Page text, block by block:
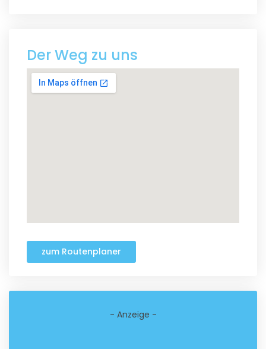
Der Weg zu uns
zum Routenplaner
- Anzeige -